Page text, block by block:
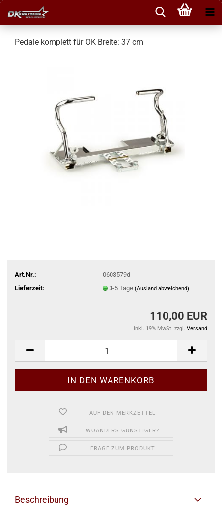
Pedale komplett für OK Breite: 37 cm
Art.Nr.:
0603579d
Lieferzeit:
3-5 Tage (Ausland abweichend)
110,00 EUR
inkl. 19% MwSt. zzgl. Versand
AUF DEN MERKZETTEL
WOANDERS GÜNSTIGER?
FRAGE ZUM PRODUKT
Beschreibung